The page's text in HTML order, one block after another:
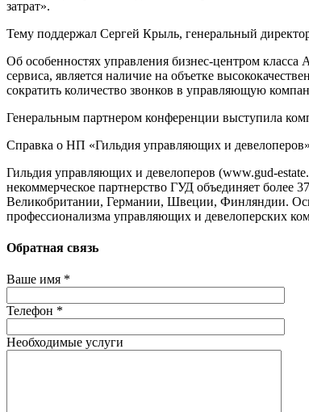
затрат».
Тему поддержал Сергей Крыль, генеральный
Об особенностях управления бизнес-центром
сервиса, является наличие на объетке
сократить количество звонков в управляющую
Генеральным партнером конференции выступила
Справка о НП «Гильдия управляющих и
Гильдия управляющих и девелоперов (www.gud-
некоммерческое партнерство ГУД объединяет
Великобритании, Германии, Швеции, Финляндии.
профессионализма управляющих и девелоперских
Обратная связь
Ваше имя *
Телефон *
Необходимые услуги